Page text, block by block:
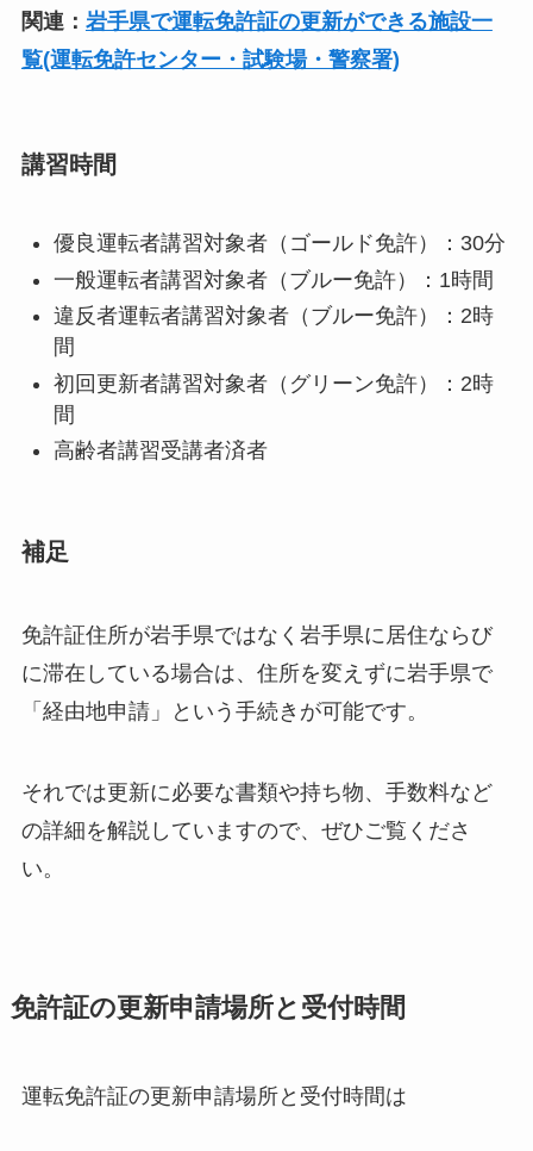
関連： 岩手県で運転免許証の更新ができる施設一
覧(運転免許センター・試験場・警察署)
講習時間
優良運転者講習対象者（ゴールド免許）：30分
一般運転者講習対象者（ブルー免許）：1時間
違反者運転者講習対象者（ブルー免許）：2時
間
初回更新者講習対象者（グリーン免許）：2時
間
高齢者講習受講者済者
補足
免許証住所が岩手県ではなく岩手県に居住ならび
に滞在している場合は、住所を変えずに岩手県で
「経由地申請」という手続きが可能です。
それでは更新に必要な書類や持ち物、手数料など
の詳細を解説していますので、ぜひご覧くださ
い。
免許証の更新申請場所と受付時間
運転免許証の更新申請場所と受付時間は